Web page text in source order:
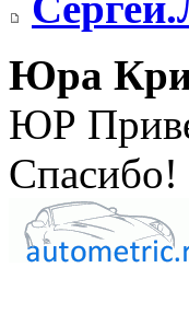
Юра
ЮР
Спасибо!